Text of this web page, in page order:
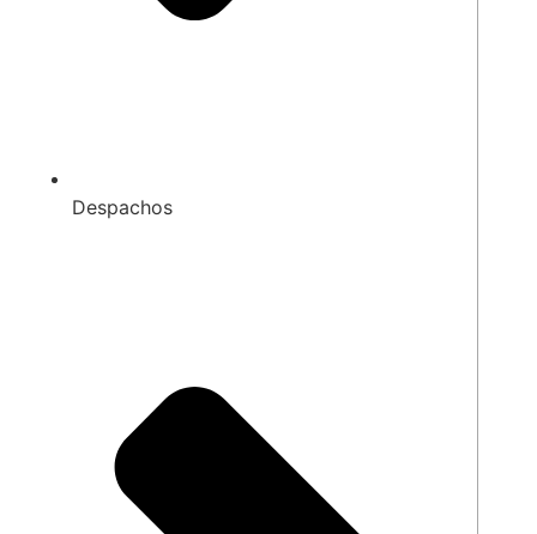
Despachos